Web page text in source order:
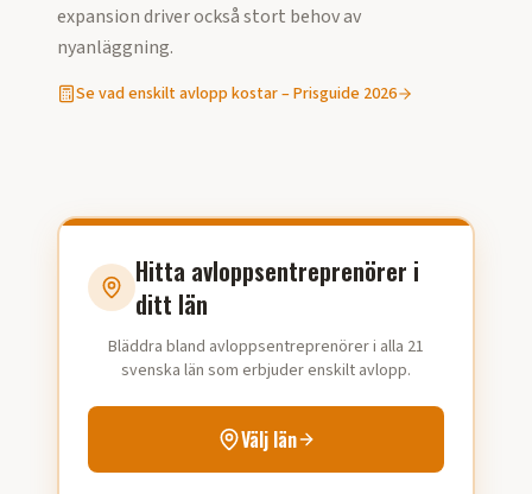
expansion driver också stort behov av
nyanläggning.
Se vadenskilt avlopp kostar – Prisguide 2026
Hitta avloppsentreprenörer i
ditt län
Bläddra bland avloppsentreprenörer i alla 21
svenska län som erbjuder enskilt avlopp.
Välj län